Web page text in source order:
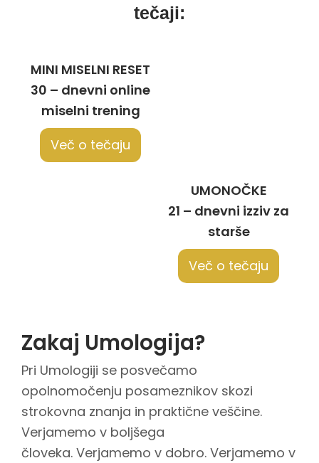
tečaji:
MINI MISELNI RESET
30 – dnevni online
miselni trening
Več o tečaju
UMONOČKE
21 – dnevni izziv za
starše
Več o tečaju
Zakaj Umologija?
Pri Umologiji se posvečamo
opolnomočenju posameznikov skozi
strokovna znanja in praktične veščine.
Verjamemo v boljšega
človeka. Verjamemo v dobro. Verjamemo v